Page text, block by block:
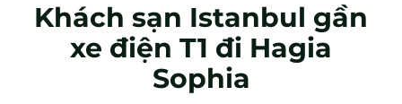
Khách sạn Istanbul gần
xe điện T1 đi Hagia
Sophia